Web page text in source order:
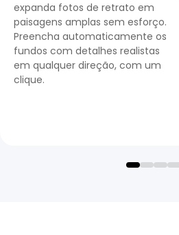
expanda fotos de retrato em
paisagens amplas sem esforço.
Preencha automaticamente os
fundos com detalhes realistas
em qualquer direção, com um
clique.